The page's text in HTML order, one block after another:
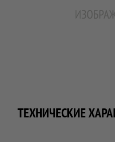
ТЕХНИЧЕСКИЕ